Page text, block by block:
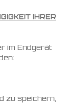
IHRER
im Endgerät
zu speichern,